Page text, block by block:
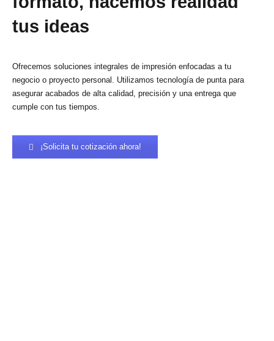
tus ideas
Ofrecemos soluciones integrales de impresión enfocadas a tu
negocio o proyecto personal. Utilizamos tecnología de punta para
asegurar acabados de alta calidad, precisión y una entrega que
cumple con tus tiempos.
¡Solicita tu cotización ahora!